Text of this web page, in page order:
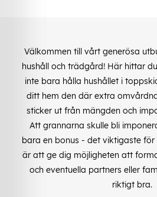
Välkommen till vårt generösa
hushåll och trädgård! Här hittar
inte bara hålla hushållet i
ditt hem den där extra
sticker ut från mängden och
Att grannarna skulle bli
bara en bonus - det viktigaste
är att ge dig möjligheten att
och eventuella partners eller
riktigt bra.